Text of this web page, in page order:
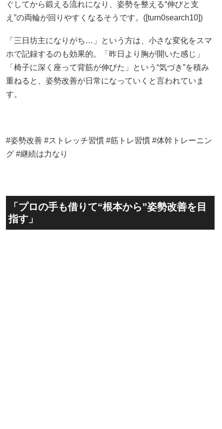
ぐしてから鍛える流れになり、姿勢を整える“伸びと支
え”の両輪が回りやすくなるそうです。([turn0search10])
「三日坊主になりがち…」という方は、小さな変化をスマ
ホで記録するのも効果的。「昨日より胸が開いた感じ」
「椅子に深く座って背筋が伸びた」という“気づき”を積み
重ねると、姿勢改善が日常になっていくと言われていま
す。
#姿勢改善 #ストレッチ習慣 #筋トレ習慣 #体幹トレーニン
グ #継続は力なり
「プロの手も借りて“根本から”姿勢改善を目
指す」